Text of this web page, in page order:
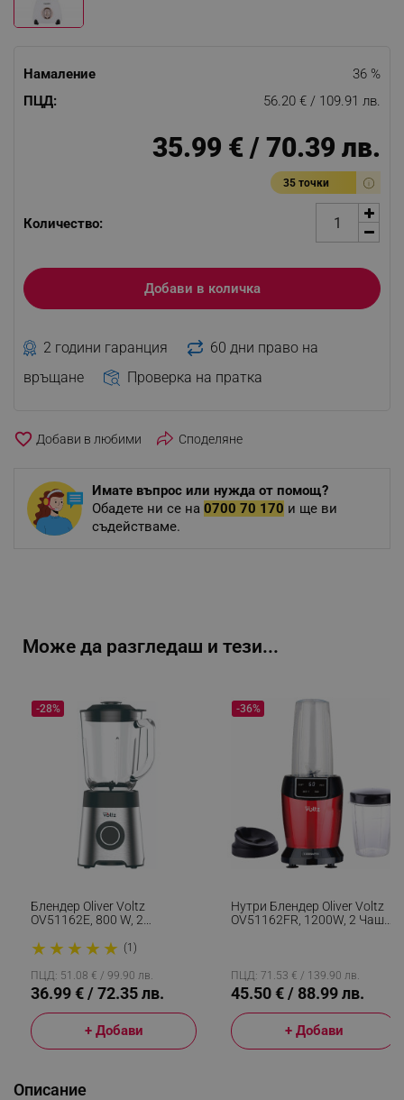
Намаление
36 %
ПЦД:
56.20 € / 109.91 лв.
35.99 € / 70.39 лв.
35 точки
Количество:
Добави в количка
2 години гаранция
60 дни право на
връщане
Проверка на пратка
favorite_border Споделяне
Имате въпрос или нужда от помощ?
Обадете ни се на 0700 70 170 и ще ви
съдействаме.
Може да разгледаш и тези...
Блендер Oliver Voltz
OV51162E, 800 W, 2
Кана С Капацитет 1.5 Л,
Трошене На Лед, Сребрист
★ ★ ★ ★ ★ (1)
-28%
ПЦД: 51.08 € / 99.90 лв.
36.99 € / 72.35 лв.
+ Добави
Нутри Блендер Oliver Voltz
OV51162FR, 1200W, 2 Чаши,
-36%
ПЦД: 71.53 € / 139.90 лв.
45.50 € / 88.99 лв.
+ Добави
Описание